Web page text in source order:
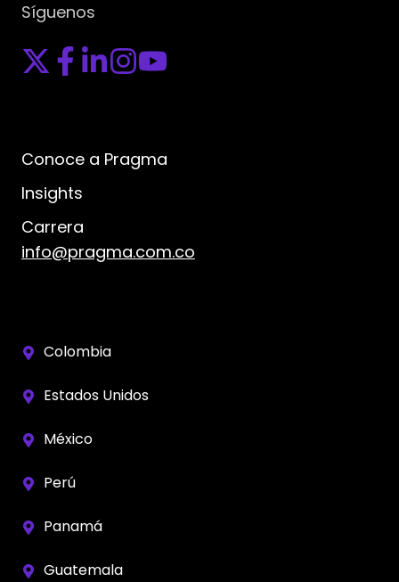
Síguenos
Conoce a Pragma
Insights
Carrera
info@pragma.com.co
Colombia
Estados Unidos
México
Perú
Panamá
Guatemala